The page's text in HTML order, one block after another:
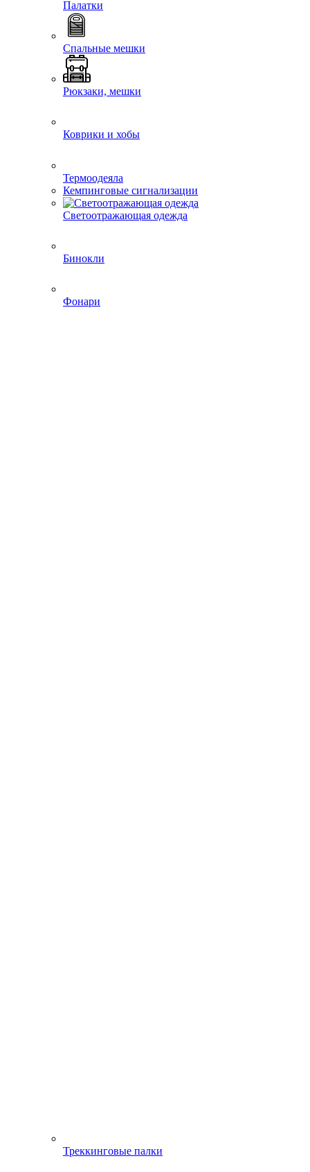
Палатки
Спальные мешки
Рюкзаки, мешки
Коврики и хобы
Термоодеяла
Кемпинговые сигнализации
Светоотражающая одежда
Бинокли
Фонари
Треккинговые палки